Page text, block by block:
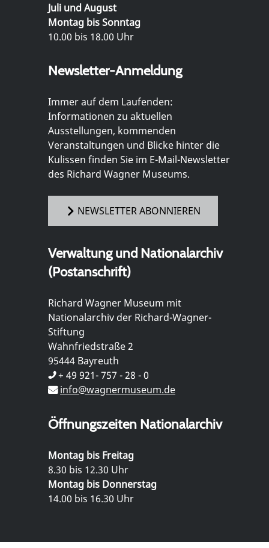
Juli und August
Montag bis Sonntag
10.00 bis 18.00 Uhr
Newsletter-Anmeldung
Immer auf dem Laufenden:
Informationen zu aktuellen
Ausstellungen, kommenden
Veranstaltungen und Blicke hinter die
Kulissen finden Sie im E-Mail-Newsletter
des Richard Wagner Museums.
NEWSLETTER ABONNIEREN
Verwaltung und Nationalarchiv
(Postanschrift)
Richard Wagner Museum mit
Nationalarchiv der Richard-Wagner-
Stiftung
Wahnfriedstraße 2
95444 Bayreuth
+ 49 921- 757 - 28 - 0
info@wagnermuseum.de
Öffnungszeiten Nationalarchiv
Montag bis Freitag
8.30 bis 12.30 Uhr
Montag bis Donnerstag
14.00 bis 16.30 Uhr